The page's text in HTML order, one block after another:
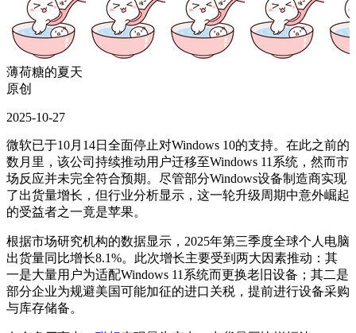
薄荷糖的夏天
原创
2025-10-27
微软已于10月14日全面停止对Windows 10的支持。在此之前的
数月里，该公司持续推动用户迁移至Windows 11系统，然而市
场反应并未完全符合预期。尽管部分Windows设备制造商实现
了出货量增长，但行业分析显示，这一轮升级周期中意外崛起
的受益者之一竟是苹果。
根据市场研究机构的数据显示，2025年第三季度全球个人电脑
出货量同比增长8.1%。此次增长主要受到两大因素推动：其
一是大量用户为适配Windows 11系统而更换老旧设备；其二是
部分企业为规避美国可能加征的进口关税，提前进行设备采购
与库存储备。